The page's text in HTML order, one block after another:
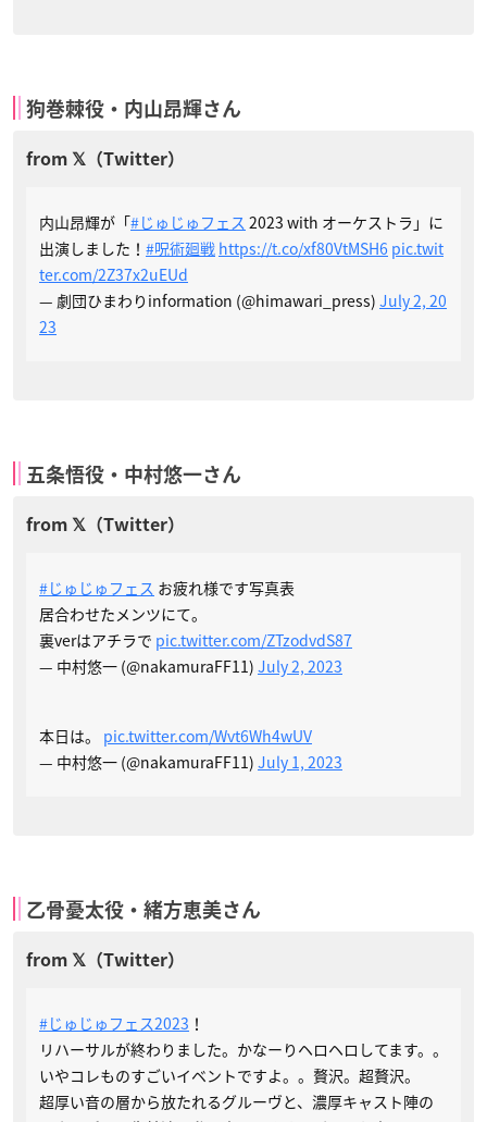
狗巻棘役・内山昂輝さん
内山昂輝が「#じゅじゅフェス 2023 with オーケストラ」に
出演しました！ #呪術廻戦 https://t.co/xf80VtMSH6 pic.twit
ter.com/2Z37x2uEUd
— 劇団ひまわりinformation (@himawari_press) July 2, 20
23
五条悟役・中村悠一さん
#じゅじゅフェス お疲れ様です写真表
居合わせたメンツにて。
裏verはアチラで pic.twitter.com/ZTzodvdS87
— 中村悠一 (@nakamuraFF11) July 2, 2023
本日は。 pic.twitter.com/Wvt6Wh4wUV
— 中村悠一 (@nakamuraFF11) July 1, 2023
乙骨憂太役・緒方恵美さん
#じゅじゅフェス2023 ！
リハーサルが終わりました。かなーりヘロヘロしてます。。
いやコレものすごいイベントですよ。。贅沢。超贅沢。
超厚い音の層から放たれるグルーヴと、濃厚キャスト陣の